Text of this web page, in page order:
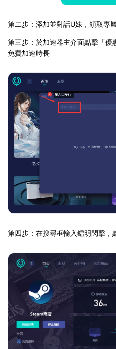
第二步：添加並對話U妹，領取專
第三步：於加速器主介面點擊「優
免費加速時長
第四步：在搜尋框輸入鐳明閃擊，